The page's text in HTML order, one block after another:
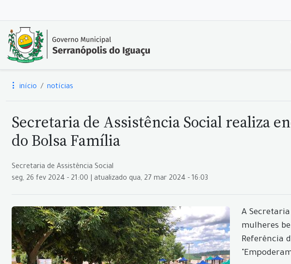
início notícias
Secretaria de Assistência Social realiza
do Bolsa Família
Secretaria de Assistência Social
seg, 26 fev 2024 - 21:00 | atualizado qua, 27 mar 2024 - 16:03
A
mulheres
Referência